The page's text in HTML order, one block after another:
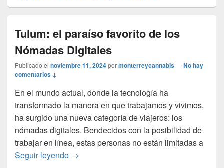
Tulum: el paraíso favorito de los
Nómadas Digitales
Publicado el noviembre 11, 2024pormonterreycannabis—No hay
comentarios ↓
En el mundo actual, donde la tecnología ha
transformado la manera en que trabajamos y vivimos,
ha surgido una nueva categoría de viajeros: los
nómadas digitales. Bendecidos con la posibilidad de
trabajar en línea, estas personas no están limitadas a
Seguir leyendo Tulum: el paraíso favorito de los Nómadas
→